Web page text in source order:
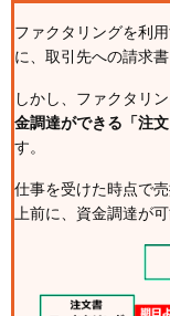
ファクタリングを利
に、取引先への請求
しかし、ファクタリ
金調達ができる「注文
す。
仕事を受けた時点で
上前に、資金調達が可